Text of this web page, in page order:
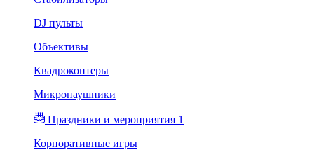
DJ пульты
Объективы
Квадрокоптеры
Микронаушники
Праздники и мероприятия 1
Корпоративные игры